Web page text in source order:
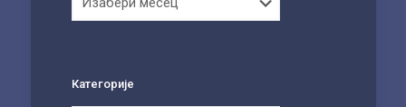
Категорије